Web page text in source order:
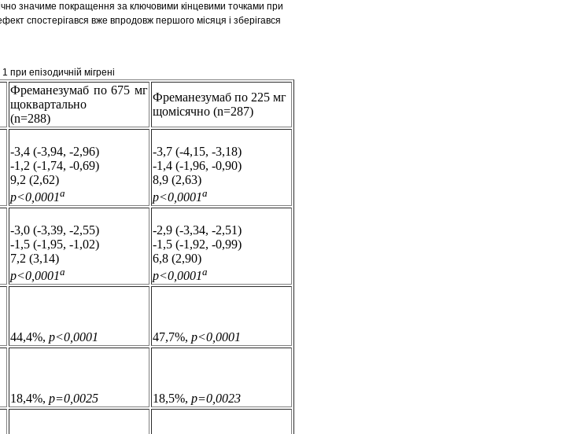
значиме покращення за ключовими кінцевими точками при
спостерігався вже впродовж першого місяця і зберігався
при епізодичній мігрені
Фреманезумаб по 675 мг
щоквартально
(n=288)
Фреманезумаб по 225 мг
щомісячно (n=287)
-3,4 (-3,94, -2,96)
-1,2 (-1,74, -0,69)
9,2 (2,62)
р<0,0001a
-3,7 (-4,15, -3,18)
-1,4 (-1,96, -0,90)
8,9 (2,63)
р<0,0001a
-3,0 (-3,39, -2,55)
-1,5 (-1,95, -1,02)
7,2 (3,14)
р<0,0001a
-2,9 (-3,34, -2,51)
-1,5 (-1,92, -0,99)
6,8 (2,90)
р<0,0001a
44,4%, р<0,0001 47,7%, р<0,0001
18,4%, р=0,0025 18,5%, р=0,0023